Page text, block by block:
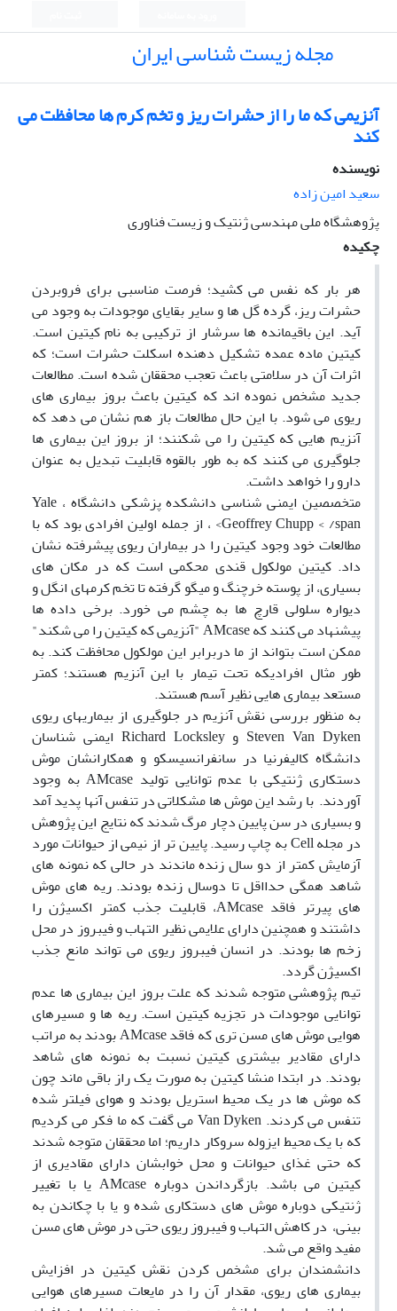
مجله زیست شناسی ایران
آنزیمی که ما را از حشرات ریز و تخم کرم ها محافظت می
کند
نویسنده
سعید امین زاده
پژوهشگاه ملی مهندسی ژنتیک و زیست فناوری
چکیده
هر بار که نفس می کشید؛ فرصت مناسبی برای فروبردن
حشرات ریز، گرده گل ها و سایر بقایای موجودات به وجود می
آید. این باقیمانده ها سرشار از ترکیبی به نام کیتین است.
کیتین ماده عمده تشکیل دهنده اسکلت حشرات است؛ که
اثرات آن در سلامتی باعث تعجب محققان شده است. مطالعات
جدید مشخص نموده اند که کیتین باعث بروز بیماری های
ریوی می شود. با این حال مطالعات باز هم نشان می دهد که
آنزیم هایی که کیتین را می شکنند؛ از بروز این بیماری ها
جلوگیری می کنند که به طور بالقوه قابلیت تبدیل به عنوان
دارو را خواهد داشت.
متخصصین ایمنی شناسی دانشکده پزشکی دانشگاه Yale ،
Geoffrey Chupp < /span> ، از جمله اولین افرادی بود که با
مطالعات خود وجود کیتین را در بیماران ریوی پیشرفته نشان
داد. کیتین مولکول قندی محکمی است که در مکان های
بسیاری، از پوسته خرچنگ و میگو گرفته تا تخم کرمهای انگل و
دیواره سلولی قارچ ها به چشم می خورد. برخی داده ها
پیشنهاد می کنند که AMcase "آنزیمی که کیتین را می شکند"
ممکن است بتواند از ما دربرابر این مولکول محافظت کند. به
طور مثال افرادیکه تحت تیمار با این آنزیم هستند؛ کمتر
مستعد بیماری هایی نظیر آسم هستند.
به منظور بررسی نقش آنزیم در جلوگیری از بیماریهای ریوی
Steven Van Dyken و Richard Locksley ایمنی شناسان
دانشگاه کالیفرنیا در سانفرانسیسکو و همکارانشان موش
دستکاری ژنتیکی با عدم توانایی تولید AMcase به وجود
آوردند. با رشد این موش ها مشکلاتی در تنفس آنها پدید آمد
و بسیاری در سن پایین دچار مرگ شدند که نتایج این پژوهش
در مجله Cell به چاپ رسید. پایین تر از نیمی از حیوانات مورد
آزمایش کمتر از دو سال زنده ماندند در حالی که نمونه های
شاهد همگی حدااقل تا دوسال زنده بودند. ریه های موش
های پیرتر فاقد AMcase، قابلیت جذب کمتر اکسیژن را
داشتند و همچنین دارای علایمی نظیر التهاب و فیبروز در محل
زخم ها بودند. در انسان فیبروز ریوی می تواند مانع جذب
اکسیژن گردد.
تیم پژوهشی متوجه شدند که علت بروز این بیماری ها عدم
توانایی موجودات در تجزیه کیتین است. ریه ها و مسیرهای
هوایی موش های مسن تری که فاقد AMcase بودند به مراتب
دارای مقادیر بیشتری کیتین نسبت به نمونه های شاهد
بودند. در ابتدا منشا کیتین به صورت یک راز باقی ماند چون
که موش ها در یک محیط استریل بودند و هوای فیلتر شده
تنفس می کردند. Van Dyken می گفت که ما فکر می کردیم
که با یک محیط ایزوله سروکار داریم؛ اما محققان متوجه شدند
که حتی غذای حیوانات و محل خوابشان دارای مقادیری از
کیتین می باشد. بازگرداندن دوباره AMcase یا با تغییر
ژنتیکی دوباره موش های دستکاری شده و یا با چکاندن به
بینی، در کاهش التهاب و فیبروز ریوی حتی در موش های مسن
مفید واقع می شد.
دانشمندان برای مشخص کردن نقش کیتین در افزایش
بیماری های ریوی، مقدار آن را در مایعات مسیرهای هوایی